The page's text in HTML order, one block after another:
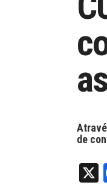
de